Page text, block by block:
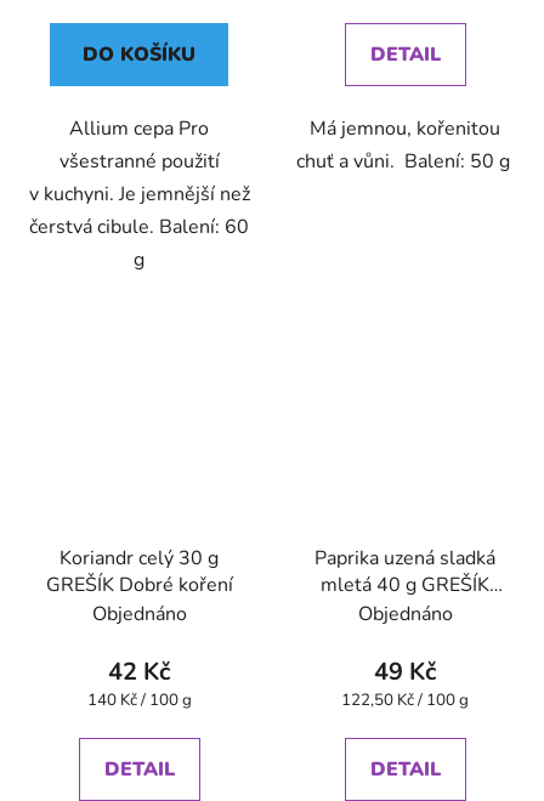
DO KOŠÍKU
Allium cepa Pro
všestranné použití
v kuchyni. Je jemnější než
čerstvá cibule. Balení: 60
g
DETAIL
Má jemnou, kořenitou
chuť a vůni. Balení: 50 g
Koriandr celý 30 g
GREŠÍK Dobré koření
Objednáno
42 Kč
Měrná
140 Kč / 100 g
DETAIL
Paprika uzená sladká
mletá 40 g GREŠÍK
Dobré koření
Objednáno
49 Kč
Měrná
122,50 Kč / 100 g
DETAIL